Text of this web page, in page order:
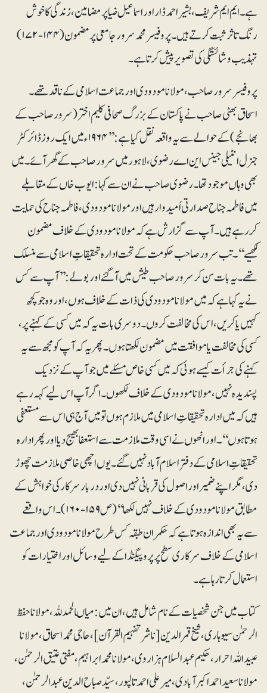
ہے۔ ایم ایم شریف، بشیراحمد ڈار اور اسماعیل ضیا پر مضامین، زندگی کا خوش
رنگ تاثر ثبت کرتے ہیں۔ پروفیسر محمد سرور جامعی پر مضمون (۱۴۴-۱۷۲)
تہذیب و شائستگی کی تصویر پیش کرتا ہے۔
پروفیسر سرورصاحب، مولانا مودودی اور جماعت اسلامی کے ناقد تھے۔
اسحاق بھٹی صاحب نے پاکستان کے بزرگ صحافی کلیم اختر ( سرور صاحب کے
بھانجے) کے حوالے سے یہ واقعہ نقل کیا ہے: ’’۱۹۶۴ء میں ایک روز ڈائرکٹر
جنرل انٹیلی جینس این اے رضوی، لاہور میں سرور صاحب کے گھر آئے۔ میں
بھی وہاں موجود تھا۔ رضوی صاحب نے ان سے کہا:ایوب خاں کے مقابلے
میں فاطمہ جناح صدارتی اُمیدوار ہیں اور مولانا مودودی، فاطمہ جناح کی حمایت
کر رہے ہیں۔ آپ سے گزارش ہے کہ مولانا مودودی کے خلاف مضمون
لکھیے‘‘۔ تب سرور صاحب حکومت کے تحت ادارہ تحقیقاتِ اسلامی سے منسلک
تھے۔ یہ بات سن کر سرور صاحب طیش میں آگئے اور بولے: ’’آپ سے کس
نے یہ کہا ہے کہ میں مولانا مودودی کی ذات کے خلاف ہوں، اور وہ جو کچھ
کہیں یا کریں، اس کی مخالفت کروں۔ دوسری بات یہ کہ میں کسی کے کہنے پر،
کسی کی مخالفت یا موافقت میں مضمون لکھتا ہوں۔ پھر یہ کہ آپ کو مجھ سے یہ
کہنے کی جرأت کیسے ہوئی کہ میں کسی خاص مسئلے میں جو آپ کے نزدیک
پسندیدہ نہیں، مولانا مودودی کے خلاف لکھوں۔ اگر آپ اس لیے کہہ رہے
ہیں کہ میں ادارہ تحقیقاتِ اسلامی میں ملازم ہوں تو میں آج ہی اس سے مستعفی
ہوتا ہوں‘‘۔ اور انھوں نے اسی وقت ملازمت سے استعفا بھیج دیا اور پھر ادارہ
تحقیقاتِ اسلامی کے دفتر اسلام آباد نہیں گئے۔ یوں اچھی خاصی ملازمت چھوڑ
دی، مگر اپنے ضمیر اور اصول کی قربانی نہیں دی اور دربار سرکار کی خواہش کے
مطابق مولانا مودودی کے خلاف نہیں لکھا‘‘ (ص ۱۵۹-۱۶۰)۔ اس واقعے
سے یہ بھی اندازہ ہوتا ہے کہ حکمران طبقہ کس طرح مولانا مودودی اور جماعت
اسلامی کے خلاف سرکاری سطح پر پروپیگنڈا کے لیے وسائل اور اختیارات کو
استعمال کرتا رہا ہے۔
کتاب میں جن شخصیات کے نام شامل ہیں، ان میں: میاںالحمدللہ، مولانا حفظ
الرحمٰن سیوہاری، شیخ قمرالدین [ناشر تفہیم القرآن]، حاجی محمد اسحاق، مولانا
عبیداللہ احرار، حکیم عبدالسلام ہزاروی، مولانا محمد ابراہیم، مفتی عتیق الرحمٰن ،
مولانا سعید احمد اکبرآبادی، میرعلی احمد تالپور، سیّد صباح الدین عبدالرحمٰن،